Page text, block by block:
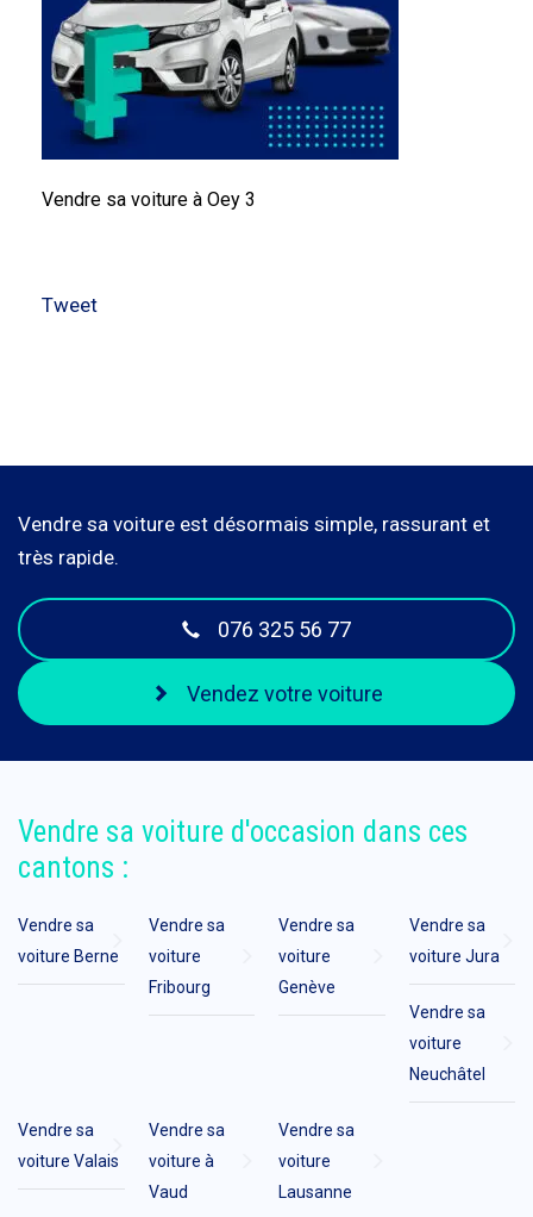
Vendre sa voiture à Oey 3
Tweet
Vendre sa voiture est désormais simple, rassurant et
très rapide.
076 325 56 77
Vendez votre voiture
Vendre sa voiture d'occasion dans ces
cantons :
Vendre sa
voiture Berne
Vendre sa
voiture
Fribourg
Vendre sa
voiture
Genève
Vendre sa
voiture Jura
Vendre sa
voiture
Neuchâtel
Vendre sa
voiture Valais
Vendre sa
voiture à
Vaud
Vendre sa
voiture
Lausanne